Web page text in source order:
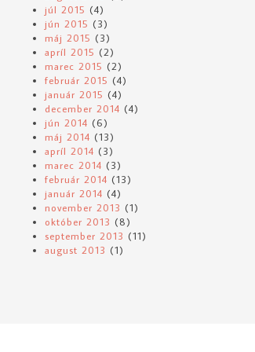
júl 2015 (4)
jún 2015 (3)
máj 2015 (3)
apríl 2015 (2)
marec 2015 (2)
február 2015 (4)
január 2015 (4)
december 2014 (4)
jún 2014 (6)
máj 2014 (13)
apríl 2014 (3)
marec 2014 (3)
február 2014 (13)
január 2014 (4)
november 2013 (1)
október 2013 (8)
september 2013 (11)
august 2013 (1)